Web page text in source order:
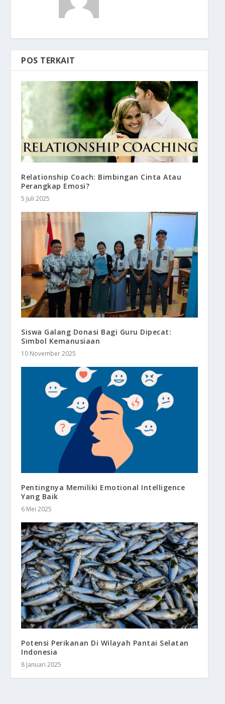
POS TERKAIT
Relationship Coach: Bimbingan Cinta Atau
Perangkap Emosi?
5 Juli 2025
Siswa Galang Donasi Bagi Guru Dipecat:
Simbol Kemanusiaan
10 November 2025
Pentingnya Memiliki Emotional Intelligence
Yang Baik
6 Mei 2025
Potensi Perikanan Di Wilayah Pantai Selatan
Indonesia
8 Januari 2025